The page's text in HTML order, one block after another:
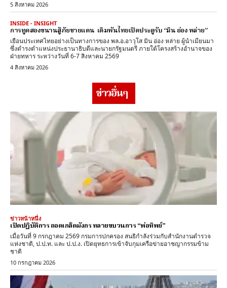
5 สิงหาคม 2026
INSIDE - INSIGHT
การทูตสองขนานสู้ภัยชายแดน เดิมพันไทยเปิดประตูรับ “มิน อ่อง หล่าย”
เยือนประเทศไทยอย่างเป็นทางการของ พล.อ.อาวุโส มิน อ่อง หล่าย ผู้นำเมียนมา
ซึ่งดำรงตำแหน่งประธานาธิบดีและนายกรัฐมนตรี ภายใต้โครงสร้างอำนาจของ
ฝ่ายทหาร ระหว่างวันที่ 6-7 สิงหาคม 2569
4 สิงหาคม 2026
ข่าวอื่นๆ
ข่าวหน้าหนึ่ง
เปิดปฏิบัติการ ถอดเกล็ดมังกร ทลายขบวนการ “พ่อทิพย์”
​เมื่อวันที่ 9 กรกฎาคม 2569 กรมการปกครอง สนธิกำลังร่วมกับสำนักงานตำรวจ
แห่งชาติ, ป.ป.ท. และ ป.ป.ง. เปิดยุทธการเข้าจับกุมเครือข่ายอาชญากรรมข้าม
ชาติ
10 กรกฎาคม 2026